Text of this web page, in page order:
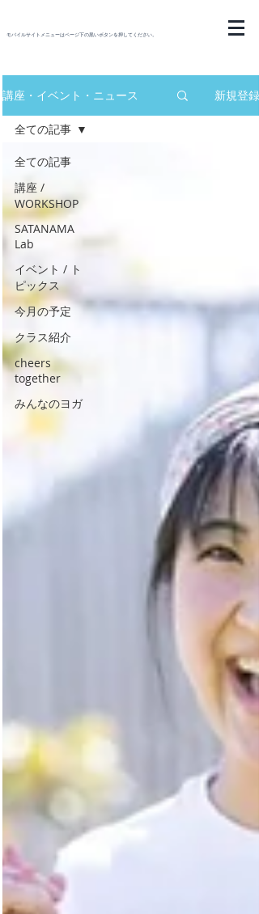
モバイルサイトメニューはページ下の黒いボタンを押してください。
講座・イベント・ニュース 新規登録
全ての記事
講座 /
WORKSHOP
SATANAMA
Lab
イベント / ト
ピックス
今月の予定
クラス紹介
cheers
together
みんなのヨガ
全ての記事